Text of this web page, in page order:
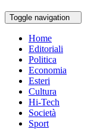
Toggle navigation
Home
Editoriali
Politica
Economia
Esteri
Cultura
Hi-Tech
Società
Sport